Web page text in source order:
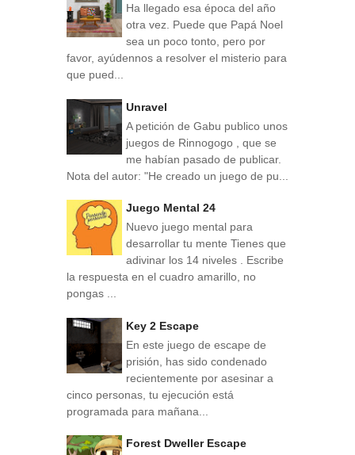
Ha llegado esa época del año
otra vez. Puede que Papá Noel
sea un poco tonto, pero por
favor, ayúdennos a resolver el misterio para
que pued...
Unravel
A petición de Gabu publico unos
juegos de Rinnogogo , que se
me habían pasado de publicar.
Nota del autor: "He creado un juego de pu...
Juego Mental 24
Nuevo juego mental para
desarrollar tu mente Tienes que
adivinar los 14 niveles . Escribe
la respuesta en el cuadro amarillo, no
pongas ...
Key 2 Escape
En este juego de escape de
prisión, has sido condenado
recientemente por asesinar a
cinco personas, tu ejecución está
programada para mañana...
Forest Dweller Escape